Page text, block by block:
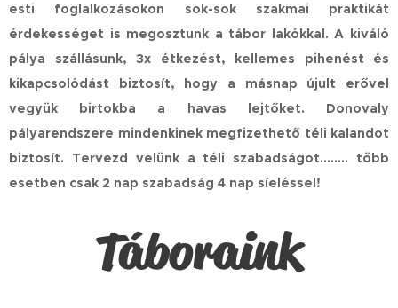
esti foglalkozásokon sok-sok szakmai praktikát
érdekességet is megosztunk a tábor lakókkal.A kiváló
pálya szállásunk, 3x étkezést, kellemes pihenést és
kikapcsolódást biztosít, hogy a másnap újult erővel
vegyük birtokba a havas lejtőket. Donovaly
pályarendszere mindenkinek megfizethető téli kalandot
biztosít. Tervezd velünk a téli szabadságot........ több
esetben csak 2 nap szabadság 4 nap síeléssel!
Táboraink